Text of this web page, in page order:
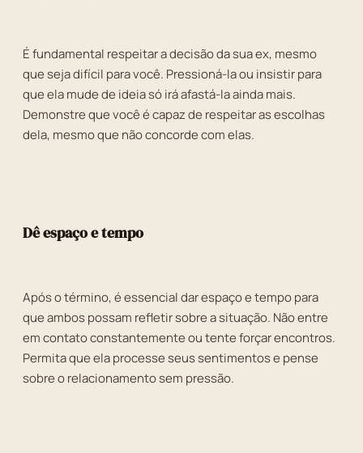
É fundamental respeitar a decisão da sua ex, mesmo
que seja difícil para você. Pressioná-la ou insistir para
que ela mude de ideia só irá afastá-la ainda mais.
Demonstre que você é capaz de respeitar as escolhas
dela, mesmo que não concorde com elas.
Dê espaço e tempo
Após o término, é essencial dar espaço e tempo para
que ambos possam refletir sobre a situação. Não entre
em contato constantemente ou tente forçar encontros.
Permita que ela processe seus sentimentos e pense
sobre o relacionamento sem pressão.